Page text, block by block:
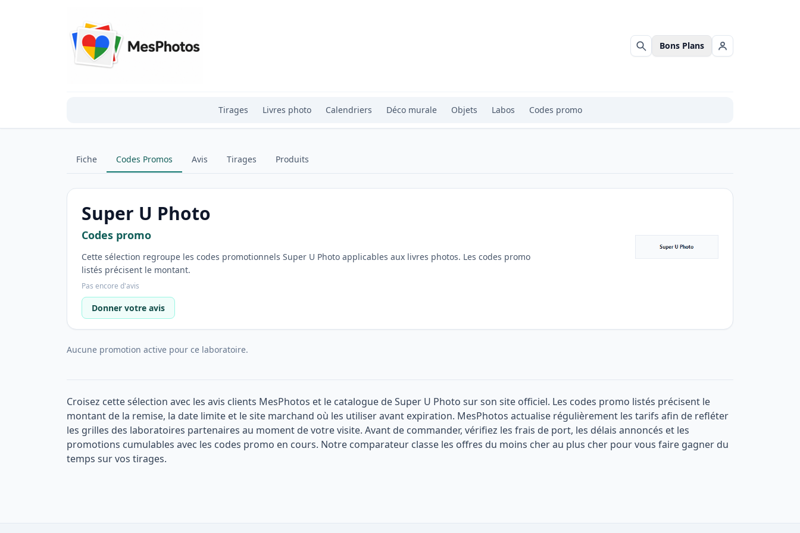
Rechercher
Bons Plans Se connecter
Tirages Livres photo Calendriers Déco murale Objets Labos Codes promo
Fiche Codes Promos Avis Tirages Produits
Super U Photo
Codes promo
Cette sélection regroupe les codes promotionnels Super U Photo applicables aux livres photos. Les codes promo
listés précisent le montant.
Pas encore d'avis
Donner votre avis
Aucune promotion active pour ce laboratoire.
Croisez cette sélection avec les avis clients MesPhotos et le catalogue de Super U Photo sur son site officiel. Les codes promo listés précisent le
montant de la remise, la date limite et le site marchand où les utiliser avant expiration. MesPhotos actualise régulièrement les tarifs afin de refléter
les grilles des laboratoires partenaires au moment de votre visite. Avant de commander, vérifiez les frais de port, les délais annoncés et les
promotions cumulables avec les codes promo en cours. Notre comparateur classe les offres du moins cher au plus cher pour vous faire gagner du
temps sur vos tirages.